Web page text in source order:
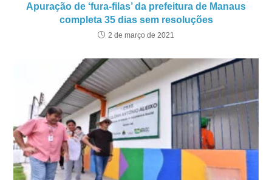
Apuração de ‘fura-filas’ da prefeitura de Manaus
completa 35 dias sem resoluções
2 de março de 2021